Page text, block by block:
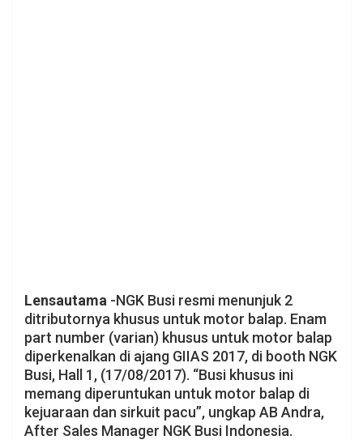
Lensautama -NGK Busi resmi menunjuk 2
ditributornya khusus untuk motor balap. Enam
part number (varian) khusus untuk motor balap
diperkenalkan di ajang GIIAS 2017, di booth NGK
Busi, Hall 1, (17/08/2017). “Busi khusus ini
memang diperuntukan untuk motor balap di
kejuaraan dan sirkuit pacu”, ungkap AB Andra,
After Sales Manager NGK Busi Indonesia.